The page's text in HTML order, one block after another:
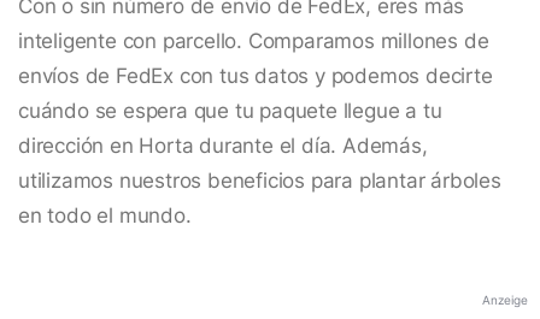
Con o sin número de envío de FedEx, eres más
inteligente con parcello. Comparamos millones de
envíos de FedEx con tus datos y podemos decirte
cuándo se espera que tu paquete llegue a tu
dirección en Horta durante el día. Además,
utilizamos nuestros beneficios para plantar árboles
en todo el mundo.
Anzeige